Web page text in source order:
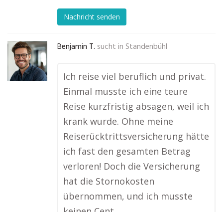
Nachricht senden
Benjamin T. sucht in Standenbühl
Ich reise viel beruflich und privat.
Einmal musste ich eine teure
Reise kurzfristig absagen, weil ich
krank wurde. Ohne meine
Reiserücktrittsversicherung hätte
ich fast den gesamten Betrag
verloren! Doch die Versicherung
hat die Stornokosten
übernommen, und ich musste